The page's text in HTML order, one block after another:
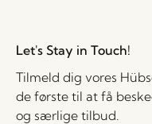
Let's Stay in Touch!
Tilmeld dig vores
de første til at få
og særlige tilbud.